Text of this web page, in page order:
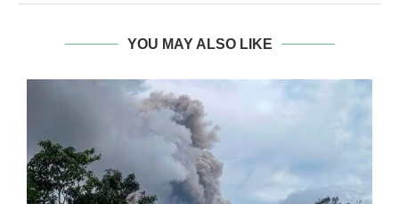
YOU MAY ALSO LIKE